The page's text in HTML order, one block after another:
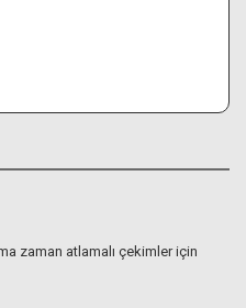
zaman atlamalı çekimler için